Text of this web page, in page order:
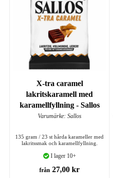
X-tra caramel
lakritskaramell med
karamellfyllning - Sallos
Varumärke: Sallos
135 gram / 23 st hårda karameller med
lakritssmak och karamellfyllning.
I lager 10+
från 27,00 kr